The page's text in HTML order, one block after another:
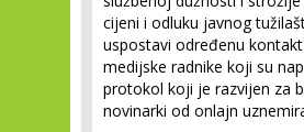
cijeni i odluku javnog
uspostavi određenu
medijske radnike koji su
protokol koji je razvijen za
novinarki od onlajn